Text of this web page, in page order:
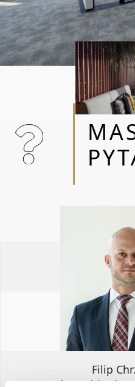
Oferta dedykowana
przygotowywana
OBSŁUGA
WSPIERAM
WYBORZE, ANALIZIE
WARUNKÓW NAJMU
KOMERCYJNYCH OD
RELOKACJA /
WYPOSAŻENIE /
Filip
Dyrektor Działu